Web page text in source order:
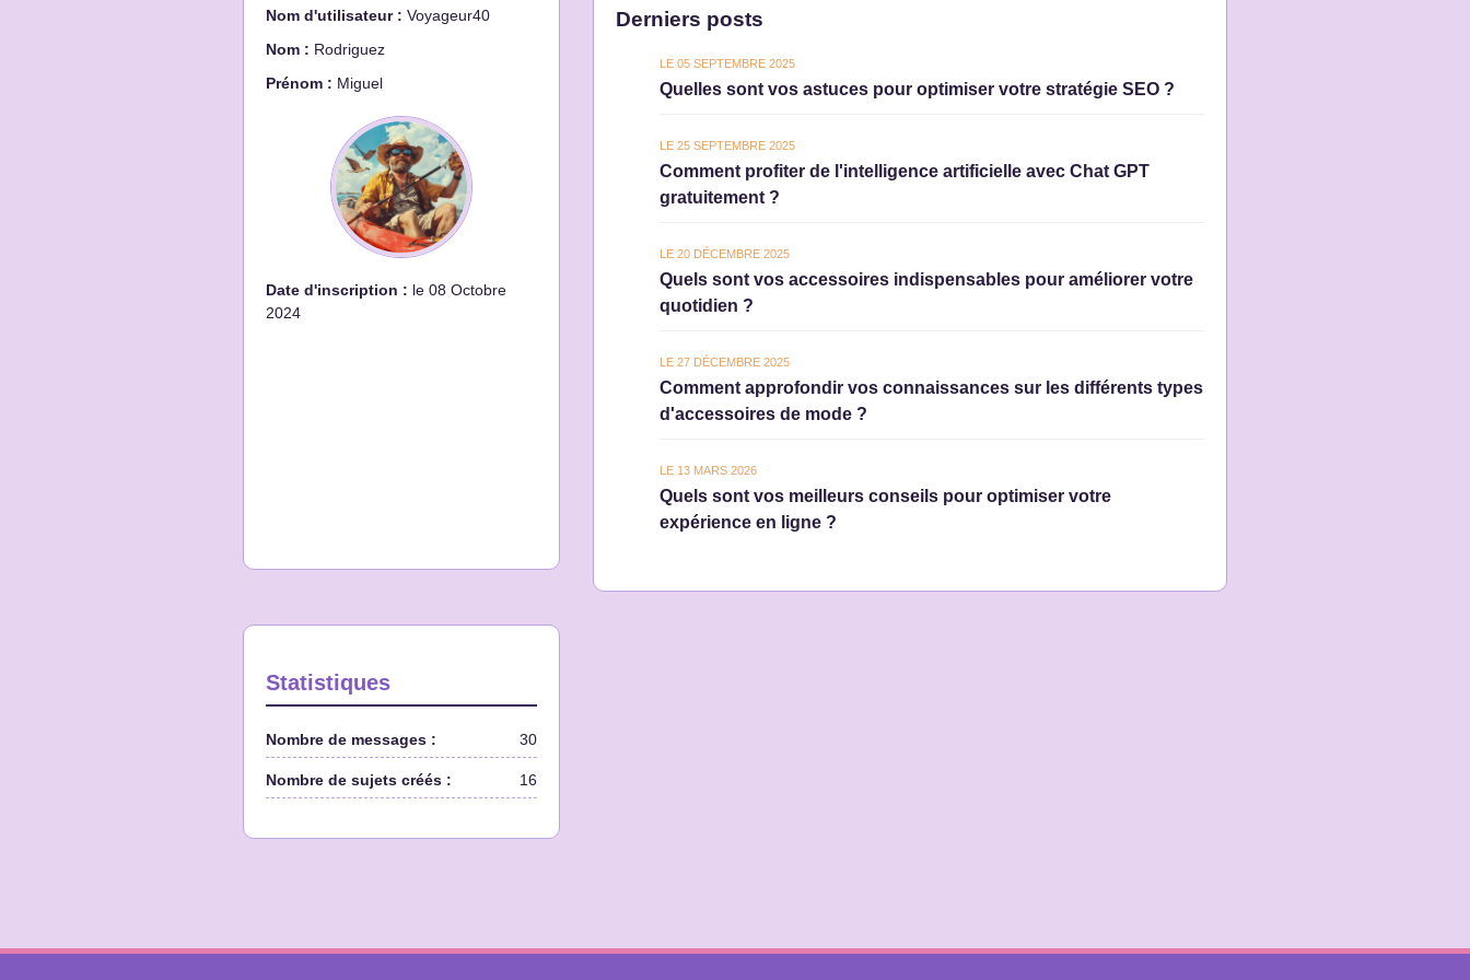
Nom d'utilisateur : Voyageur40
Nom : Rodriguez
Prénom : Miguel
Date d'inscription : le 08 Octobre
2024
Derniers posts
LE 05 SEPTEMBRE 2025
Quelles sont vos astuces pour optimiser votre stratégie SEO ?
LE 25 SEPTEMBRE 2025
Comment profiter de l'intelligence artificielle avec Chat GPT
gratuitement ?
LE 20 DÉCEMBRE 2025
Quels sont vos accessoires indispensables pour améliorer votre
quotidien ?
LE 27 DÉCEMBRE 2025
Comment approfondir vos connaissances sur les différents types
d'accessoires de mode ?
LE 13 MARS 2026
Quels sont vos meilleurs conseils pour optimiser votre
expérience en ligne ?
Statistiques
Nombre de messages : 30
Nombre de sujets créés : 16